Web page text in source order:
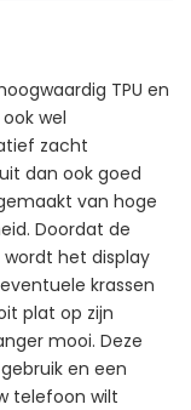
TPU en
wel
zacht
dan ook goed
van hoge
Doordat de
het display
krassen
plat op zijn
mooi. Deze
en een
telefoon wilt